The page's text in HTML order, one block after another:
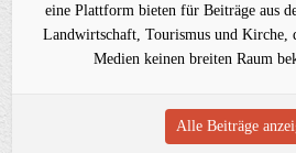
eine Plattform bieten für Beiträge aus
Landwirtschaft, Tourismus und Kirche,
Medien keinen breiten Raum
Alle Beiträge